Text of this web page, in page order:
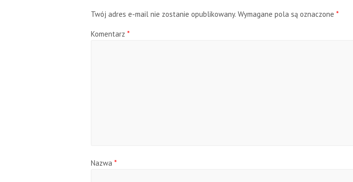
Twój adres e-mail nie zostanie opublikowany. Wymagane pola są oznaczone *
Komentarz *
Nazwa *